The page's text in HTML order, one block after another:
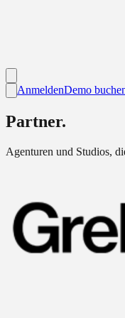
AnmeldenDemo
Partner.
Agenturen und Studios,